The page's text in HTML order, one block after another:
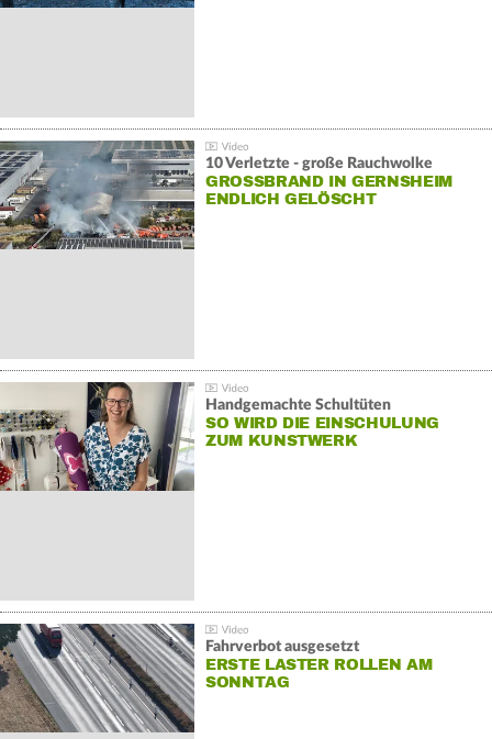
10 Verletzte - große Rauchwolke
GROSSBRAND IN GERNSHEIM E
NDLICH GELÖSCHT
Handgemachte Schultüten
SO WIRD DIE EINSCHULUNG
ZUM KUNSTWERK
Fahrverbot ausgesetzt
ERSTE LASTER ROLLEN AM
SONNTAG